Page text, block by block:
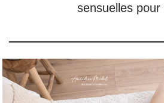
sensuelles pour